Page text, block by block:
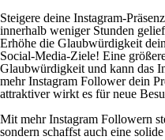
Steigere deine Instagram-
innerhalb weniger Stunden
Erhöhe die Glaubwürdigkeit
Social-Media-Ziele! Eine
Glaubwürdigkeit und kann das
mehr Instagram Follower dein
attraktiver wirkt es für neue
Mit mehr Instagram Followern
sondern schaffst auch eine